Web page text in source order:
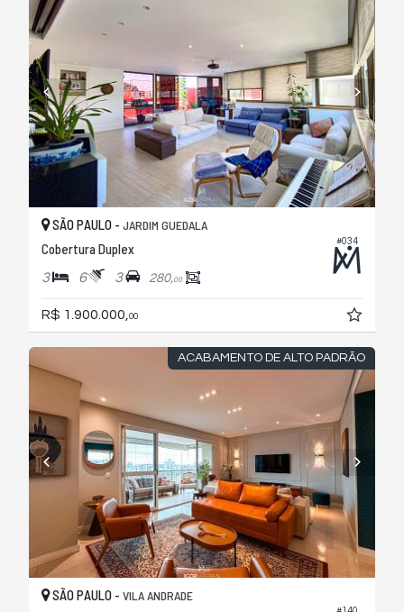
#034
SÃO PAULO - JARDIM GUEDALA
Cobertura Duplex
3 6 3 280,00
R$ 1.900.000, 00
ACABAMENTO DE ALTO PADRÃO
SÃO PAULO - VILA ANDRADE